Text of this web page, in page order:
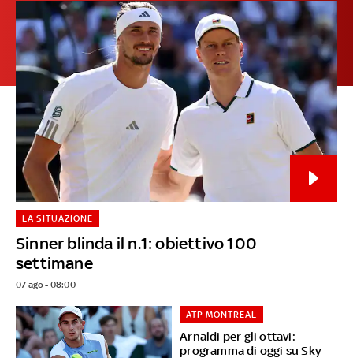
Sinner blinda il n.1: obiettivo 100
settimane
LA SITUAZIONE
07 ago - 08:00
Arnaldi per gli ottavi:
programma di oggi su Sky
ATP MONTREAL